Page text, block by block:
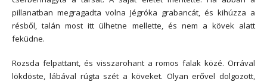
pillanatban megragadta volna Jégróka grabancát, és kihúzza a
résből, talán most itt ülhetne mellette, és nem a kövek alatt
feküdne.
Rozsda felpattant, és visszarohant a romos falak közé. Orrával
lökdöste, lábával rúgta szét a köveket. Olyan erővel dolgozott,